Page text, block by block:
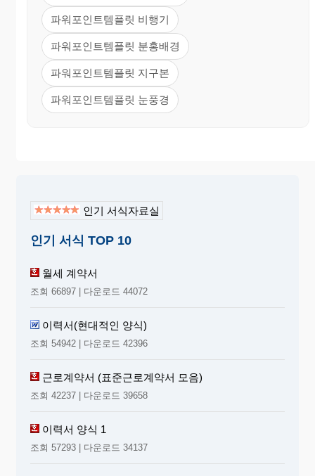
파워포인트템플릿 비행기
파워포인트템플릿 분홍배경
파워포인트템플릿 지구본
파워포인트템플릿 눈풍경
인기 서식자료실
인기 서식 TOP 10
월세 계약서
조회 66897 | 다운로드 44072
이력서(현대적인 양식)
조회 54942 | 다운로드 42396
근로계약서 (표준근로계약서 모음)
조회 42237 | 다운로드 39658
이력서 양식 1
조회 57293 | 다운로드 34137